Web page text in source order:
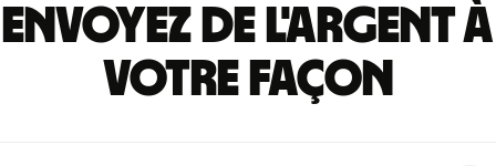
Envoyez de l'argent à
votre façon